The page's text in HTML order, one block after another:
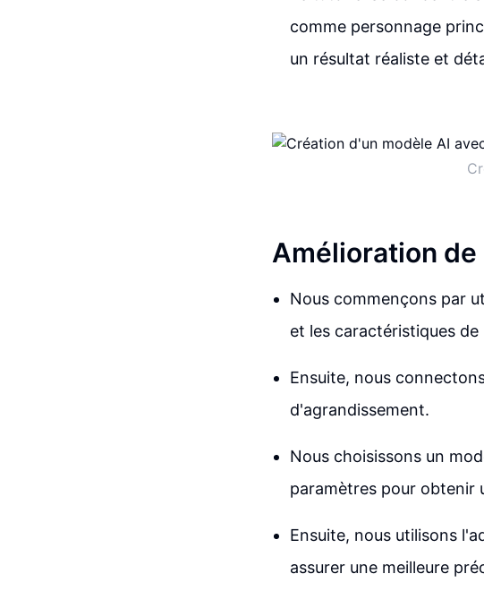
comme personnage
un résultat réaliste et
Amélioration
Nous commençons par
et les caractéristiques de
Ensuite, nous
d'agrandissement.
Nous choisissons un
paramètres pour obtenir
Ensuite, nous utilisons
assurer une meilleure